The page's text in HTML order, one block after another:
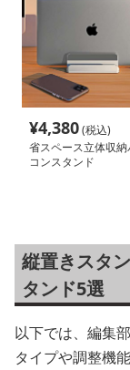
¥4,380(税込)
省スペース立体収納
コンスタンド
縦置きスタ
タンド5選
以下では、編集
タイプや調整機